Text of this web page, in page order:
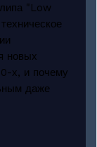
"Low
новых
х, и почему
даже